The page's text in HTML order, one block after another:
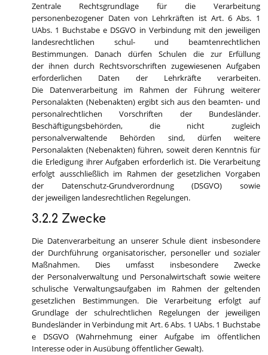
Zentrale Rechtsgrundlage für die Verarbeitung
personenbezogener Daten von Lehrkräften ist Art. 6 Abs. 1
UAbs. 1 Buchstabe e DSGVO in Verbindung mit den jeweiligen
landesrechtlichen schul- und beamtenrechtlichen
Bestimmungen. Danach dürfen Schulen die zur Erfüllung
der ihnen durch Rechtsvorschriften zugewiesenen Aufgaben
erforderlichen Daten der Lehrkräfte verarbeiten.
Die Datenverarbeitung im Rahmen der Führung weiterer
Personalakten (Nebenakten) ergibt sich aus den beamten- und
personalrechtlichen Vorschriften der Bundesländer.
Beschäftigungsbehörden, die nicht zugleich
personalverwaltende Behörden sind, dürfen weitere
Personalakten (Nebenakten) führen, soweit deren Kenntnis für
die Erledigung ihrer Aufgaben erforderlich ist. Die Verarbeitung
erfolgt ausschließlich im Rahmen der gesetzlichen Vorgaben
der Datenschutz-Grundverordnung (DSGVO) sowie
der jeweiligen landesrechtlichen Regelungen.
3.2.2 Zwecke
Die Datenverarbeitung an unserer Schule dient insbesondere
der Durchführung organisatorischer, personeller und sozialer
Maßnahmen. Dies umfasst insbesondere Zwecke
der Personalverwaltung und Personalwirtschaft sowie weitere
schulische Verwaltungsaufgaben im Rahmen der geltenden
gesetzlichen Bestimmungen. Die Verarbeitung erfolgt auf
Grundlage der schulrechtlichen Regelungen der jeweiligen
Bundesländer in Verbindung mit Art. 6 Abs. 1 UAbs. 1 Buchstabe
e DSGVO (Wahrnehmung einer Aufgabe im öffentlichen
Interesse oder in Ausübung öffentlicher Gewalt).